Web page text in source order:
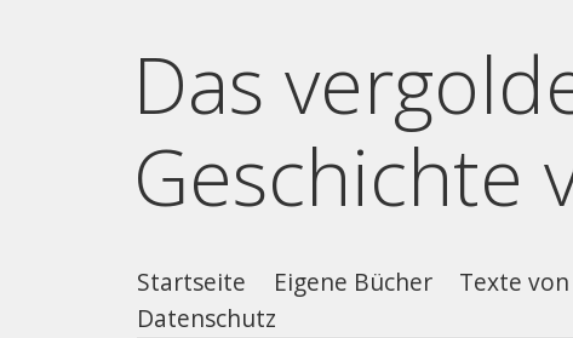
Das
Geschichte
Startseite Eigene Bücher Texte
Datenschutz